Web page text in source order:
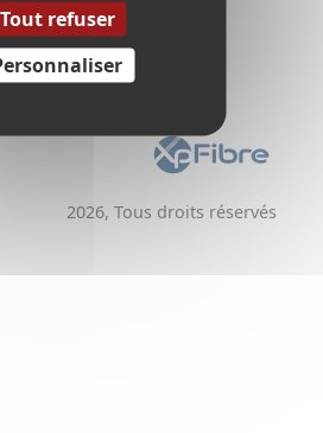
2026, Tous droits réservés
Tout refuser